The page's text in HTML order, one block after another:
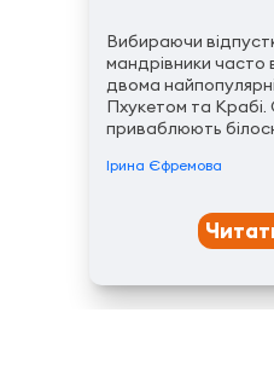
Вибираючи
мандрівники часто
двома
Пхукетом та Крабі.
приваблюють
тропічною
центром активного
великий
Ірина Єфремова